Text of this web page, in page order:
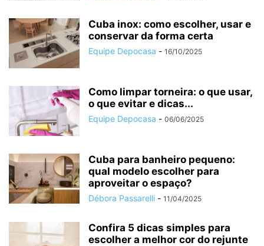
Cuba inox: como escolher, usar e
conservar da forma certa
Equipe Depocasa - 16/10/2025
Como limpar torneira: o que usar,
o que evitar e dicas...
Equipe Depocasa - 06/06/2025
Cuba para banheiro pequeno:
qual modelo escolher para
aproveitar o espaço?
Débora Passarelli - 11/04/2025
Confira 5 dicas simples para
escolher a melhor cor do rejunte